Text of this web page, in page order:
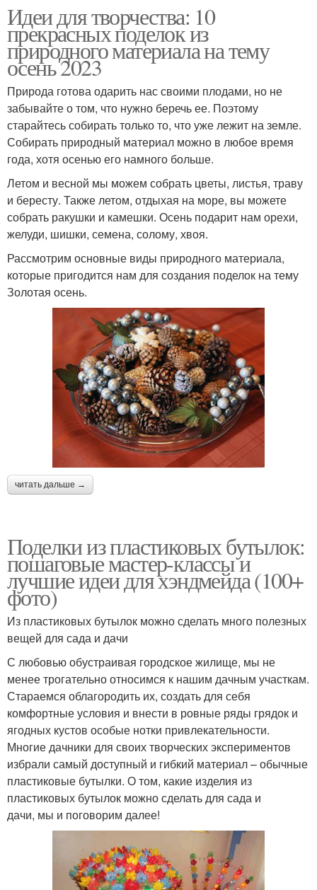
Идеи для творчества: 10
прекрасных поделок из
природного материала на тему
осень 2023
Природа готова одарить нас своими плодами, но не
забывайте о том, что нужно беречь ее. Поэтому
старайтесь собирать только то, что уже лежит на земле.
Собирать природный материал можно в любое время
года, хотя осенью его намного больше.
Летом и весной мы можем собрать цветы, листья, траву
и бересту. Также летом, отдыхая на море, вы можете
собрать ракушки и камешки. Осень подарит нам орехи,
желуди, шишки, семена, солому, хвоя.
Рассмотрим основные виды природного материала,
которые пригодится нам для создания поделок на тему
Золотая осень.
читать дальше →
Поделки из пластиковых бутылок:
пошаговые мастер-классы и
лучшие идеи для хэндмейда (100+
фото)
Из пластиковых бутылок можно сделать много полезных
вещей для сада и дачи
С любовью обустраивая городское жилище, мы не
менее трогательно относимся к нашим дачным участкам.
Стараемся облагородить их, создать для себя
комфортные условия и внести в ровные ряды грядок и
ягодных кустов особые нотки привлекательности.
Многие дачники для своих творческих экспериментов
избрали самый доступный и гибкий материал – обычные
пластиковые бутылки. О том, какие изделия из
пластиковых бутылок можно сделать для сада и
дачи, мы и поговорим далее!